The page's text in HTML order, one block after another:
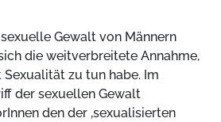
Gewalt von Männern
die weitverbreitete Annahme,
zu tun habe. Im
der sexuellen Gewalt
den der ‚sexualisierten